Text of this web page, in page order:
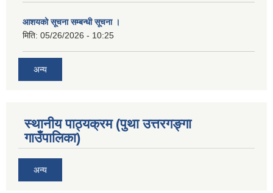
आशयको सूचना सम्बन्धी सूचना ।
मिति: 05/26/2026 - 10:25
अन्य
स्थानीय पाठ्यक्रम (पुथा उत्तरगङ्गा
गाउँपालिका)
अन्य